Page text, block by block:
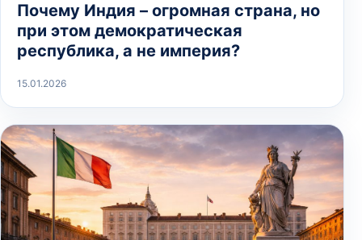
Почему Индия – огромная страна, но
при этом демократическая
республика, а не империя?
15.01.2026